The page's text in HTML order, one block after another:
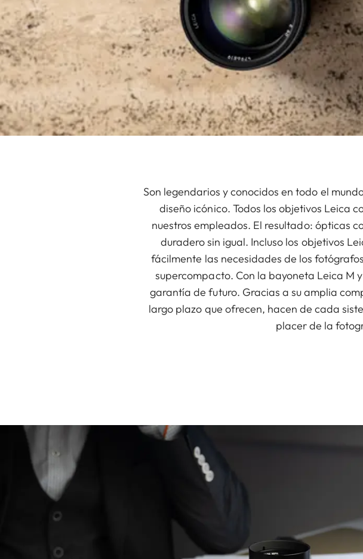
Son legendarios y conocidos en todo el
diseño icónico. Todos los objetivos Leica
nuestros empleados. El resultado: ópticas
duradero sin igual. Incluso los objetivos
fácilmente las necesidades de los
supercompacto. Con la bayoneta Leica M
garantía de futuro. Gracias a su amplia
largo plazo que ofrecen, hacen de cada
placer de la